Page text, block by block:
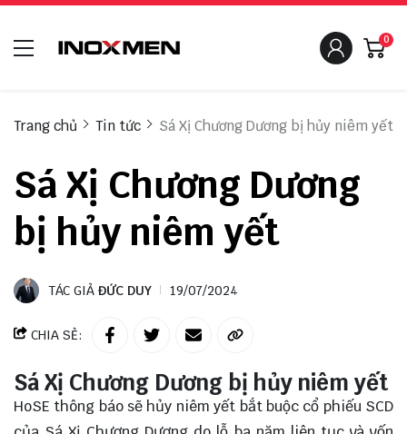
0
Trang chủ Tin tức Sá Xị Chương Dương bị hủy niêm yết
Sá Xị Chương Dương
bị hủy niêm yết
TÁC GIẢ ĐỨC DUY 19/07/2024
CHIA SẺ:
Sá Xị Chương Dương bị hủy niêm yết
HoSE thông báo sẽ hủy niêm yết bắt buộc cổ phiếu SCD